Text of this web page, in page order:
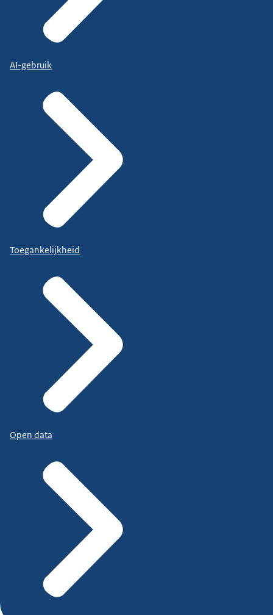
AI-gebruik
Toegankelijkheid
Open data